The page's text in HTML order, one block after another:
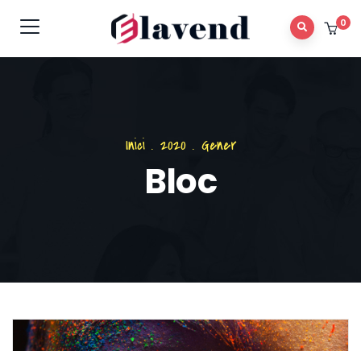
0
Inici. 2020. Gener
Bloc